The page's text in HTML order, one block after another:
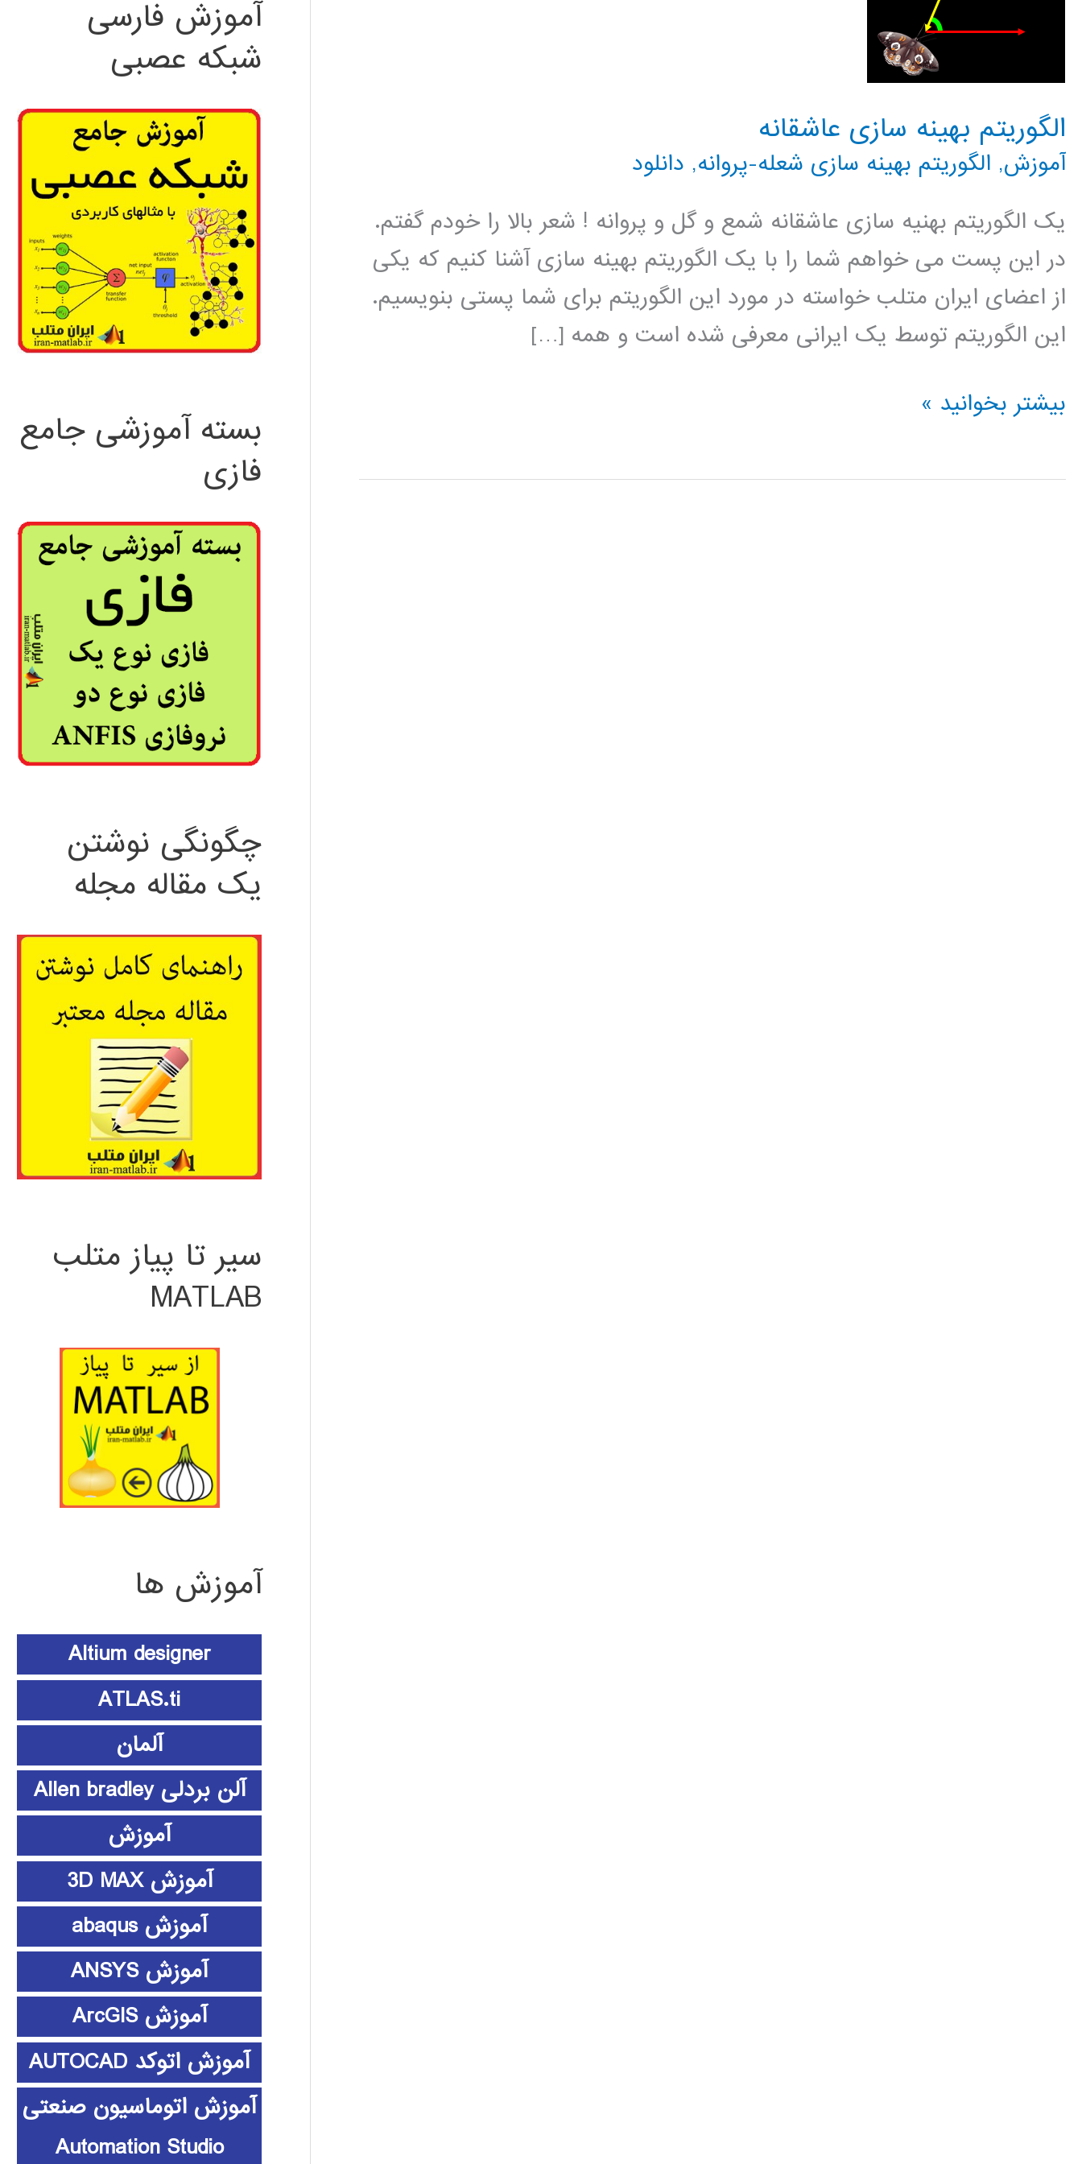
الگوریتم بهینه سازی عاشقانه
آموزش, الگوریتم بهینه سازی شعله-پروانه, دانلود
یک الگوریتم بهنیه سازی عاشقانه شمع و گل و پروانه ! شعر بالا را خودم گفتم.
در این پست می خواهم شما را با یک الگوریتم بهینه سازی آشنا کنیم که یکی
از اعضای ایران متلب خواسته در مورد این الگوریتم برای شما پستی بنویسیم.
این الگوریتم توسط یک ایرانی معرفی شده است و همه […]
الگوریتم
سازی
بیشتر بخوانید »
آموزش فارسی
شبکه عصبی
بسته آموزشی جامع
فازی
چگونگی نوشتن
یک مقاله مجله
سیر تا پیاز متلب
MATLAB
آموزش ها
Altium designer
ATLAS.ti
آلمان
آلن بردلی Allen bradley
آموزش
آموزش 3D MAX
آموزش abaqus
آموزش ANSYS
آموزش ArcGIS
آموزش اتوکد AUTOCAD
آموزش اتوماسیون صنعتی
Automation Studio